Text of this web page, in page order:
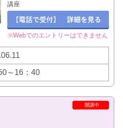
講座
※Webでのエントリーはできません
～16：40
開講中